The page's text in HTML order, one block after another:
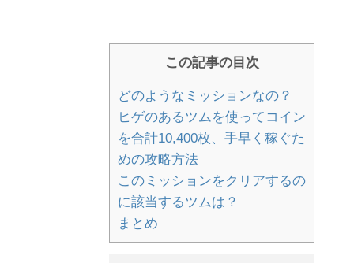
この記事の目次
どのようなミッションなの？
ヒゲのあるツムを使ってコイン
を合計10,400枚、手早く稼ぐた
めの攻略方法
このミッションをクリアするの
に該当するツムは？
まとめ